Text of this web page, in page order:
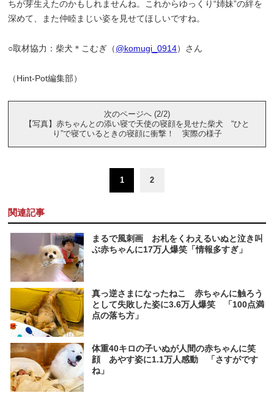
ちが芽生えたのかもしれませんね。これからゆっくり“姉妹”の絆を
深めて、また仲睦まじい姿を見せてほしいですね。
○取材協力：柴犬＊こむぎ（@komugi_0914）さん
（Hint-Pot編集部）
次のページへ (2/2)
【写真】赤ちゃんとの添い寝で天使の寝顔を見せた柴犬 “ひと
り”で寝ているときの寝顔に衝撃！ 実際の様子
1 2
関連記事
まるで風刺画 お札をくわえるいぬと泣き叫
ぶ赤ちゃんに17万人爆笑「情報多すぎ」
真っ逆さまになったねこ 赤ちゃんに触ろう
として失敗した姿に3.6万人爆笑 「100点満
点の落ち方」
体重40キロの子いぬが人間の赤ちゃんに笑
顔 あやす姿に1.1万人感動 「さすがです
ね」